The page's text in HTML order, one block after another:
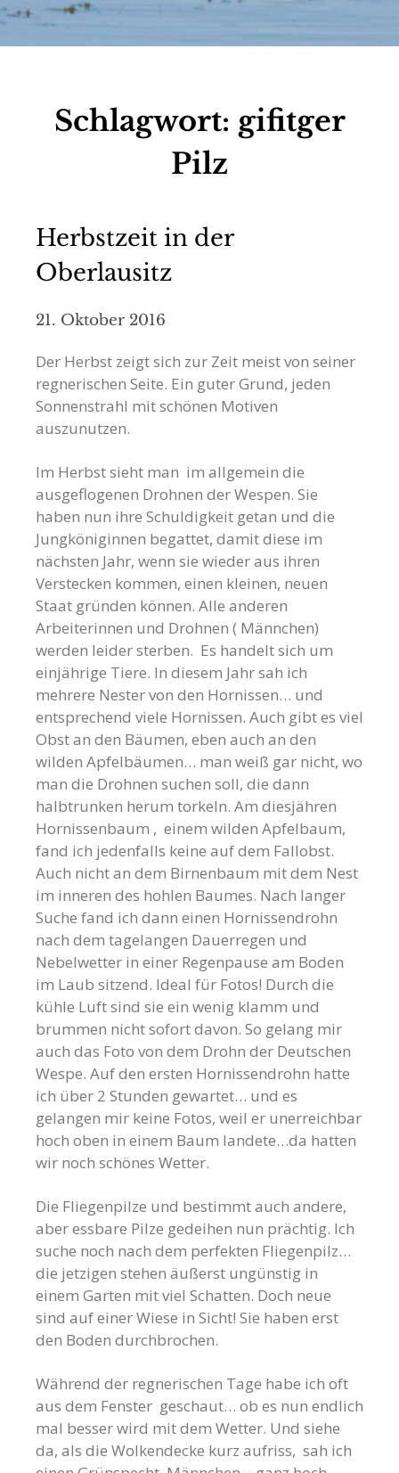
Schlagwort: gifitger
Pilz
Herbstzeit in der
Oberlausitz
21. Oktober 2016
Der Herbst zeigt sich zur Zeit meist von seiner
regnerischen Seite. Ein guter Grund, jeden
Sonnenstrahl mit schönen Motiven
auszunutzen.
Im Herbst sieht man im allgemein die
ausgeflogenen Drohnen der Wespen. Sie
haben nun ihre Schuldigkeit getan und die
Jungköniginnen begattet, damit diese im
nächsten Jahr, wenn sie wieder aus ihren
Verstecken kommen, einen kleinen, neuen
Staat gründen können. Alle anderen
Arbeiterinnen und Drohnen ( Männchen)
werden leider sterben. Es handelt sich um
einjährige Tiere. In diesem Jahr sah ich
mehrere Nester von den Hornissen… und
entsprechend viele Hornissen. Auch gibt es viel
Obst an den Bäumen, eben auch an den
wilden Apfelbäumen… man weiß gar nicht, wo
man die Drohnen suchen soll, die dann
halbtrunken herum torkeln. Am diesjähren
Hornissenbaum , einem wilden Apfelbaum,
fand ich jedenfalls keine auf dem Fallobst.
Auch nicht an dem Birnenbaum mit dem Nest
im inneren des hohlen Baumes. Nach langer
Suche fand ich dann einen Hornissendrohn
nach dem tagelangen Dauerregen und
Nebelwetter in einer Regenpause am Boden
im Laub sitzend. Ideal für Fotos! Durch die
kühle Luft sind sie ein wenig klamm und
brummen nicht sofort davon. So gelang mir
auch das Foto von dem Drohn der Deutschen
Wespe. Auf den ersten Hornissendrohn hatte
ich über 2 Stunden gewartet… und es
gelangen mir keine Fotos, weil er unerreichbar
hoch oben in einem Baum landete…da hatten
wir noch schönes Wetter.
Die Fliegenpilze und bestimmt auch andere,
aber essbare Pilze gedeihen nun prächtig. Ich
suche noch nach dem perfekten Fliegenpilz…
die jetzigen stehen äußerst ungünstig in
einem Garten mit viel Schatten. Doch neue
sind auf einer Wiese in Sicht! Sie haben erst
den Boden durchbrochen.
Während der regnerischen Tage habe ich oft
aus dem Fenster geschaut… ob es nun endlich
mal besser wird mit dem Wetter. Und siehe
da, als die Wolkendecke kurz aufriss, sah ich